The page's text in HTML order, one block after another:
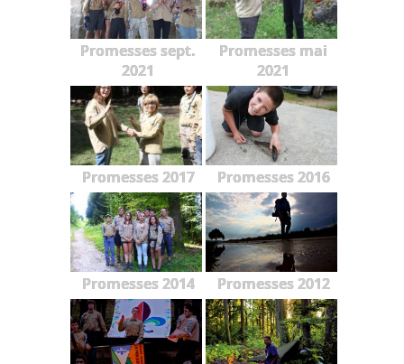
Promesses sept.
2021
Promesses mai
2021
Promesses 2017 Promesses 2016
Promesses 2014 Promesses 2012